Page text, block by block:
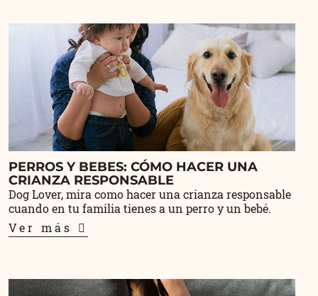
PERROS Y BEBES: CÓMO HACER UNA
CRIANZA RESPONSABLE
Dog Lover, mira como hacer una crianza responsable
cuando en tu familia tienes a un perro y un bebé.
Ver más